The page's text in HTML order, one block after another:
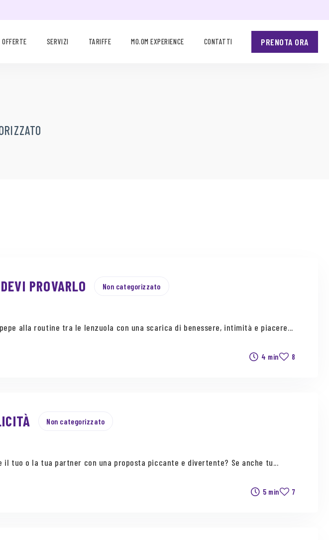
OFFERTE SERVIZI TARIFFE MO.OM EXPERIENCE CONTATTI PRENOTA ORA
PROVARLO Non categorizzato
alla routine tra le lenzuola con una scarica di benessere, intimità e piacere...
8
4 min
Non categorizzato
tuo o la tua partner con una proposta piccante e divertente? Se anche tu...
7
5 min